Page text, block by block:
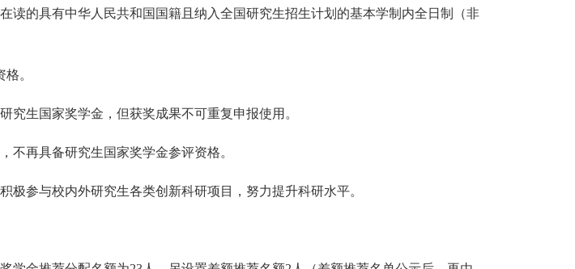
读的具有中华人民共和国国籍且纳入全国研究生招生计划的基本学制内全日制（非
。
究生国家奖学金，但获奖成果不可重复申报使用。
不再具备研究生国家奖学金参评资格。
极参与校内外研究生各类创新科研项目，努力提升科研水平。